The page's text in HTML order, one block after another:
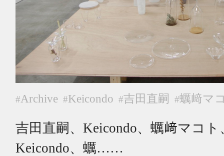
#Archive #Keicondo #吉田直嗣 #蠣﨑マ
吉田直嗣、Keicondo、蠣﨑マコ
Keicondo、蠣……